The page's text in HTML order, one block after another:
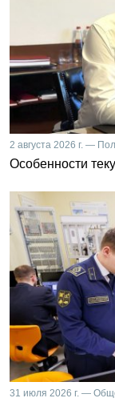
2 августа 2026 г. —
Особенности
31 июля 2026 г. —